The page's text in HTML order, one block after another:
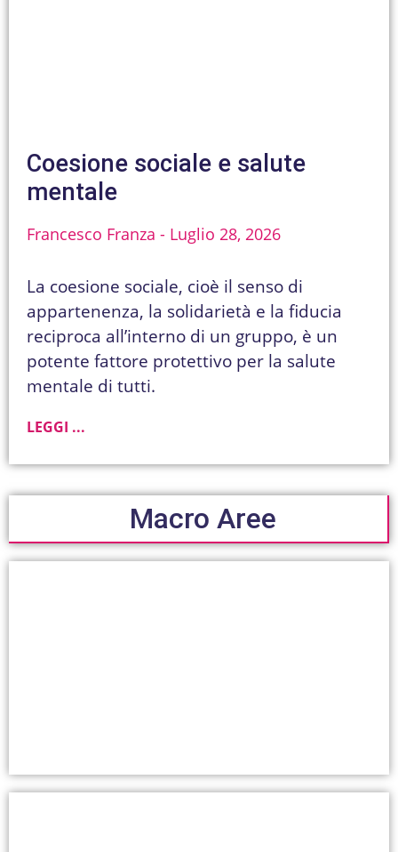
Coesione sociale e salute
mentale
Francesco Franza Luglio 28, 2026
La coesione sociale, cioè il senso di
appartenenza, la solidarietà e la fiducia
reciproca all’interno di un gruppo, è un
potente fattore protettivo per la salute
mentale di tutti.
LEGGI ...
Macro Aree